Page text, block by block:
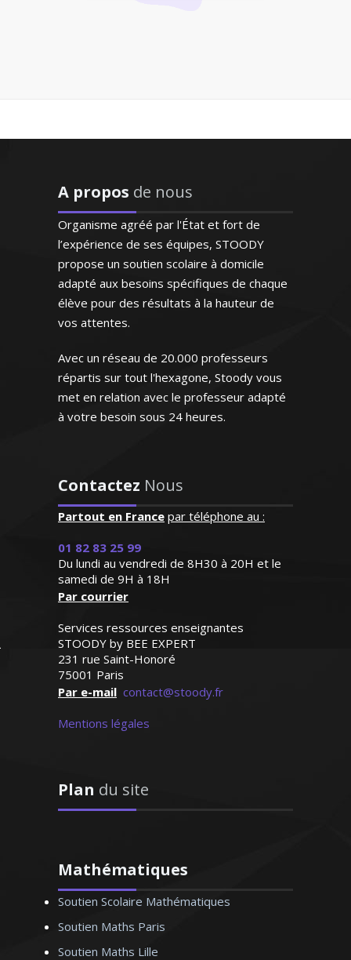
qui est très appréciable. Le
fille qui progresse de façon
remarquable"
Madame C.K (Verneuil sur
Seine, élève en primaire)
donne de très bons
résultats. Attentive,
patiente et de surcroît très
s'octroyer la confiance de
notre fille dès le premier
Madame G.F (Paris, élève en
classe de seconde)
des cours de renforcement et de
méthodologie pour la préparation au
bac. La réussite, l’épanouissement
intellectuel de mes élèves sont ma
principale motivation
Monsieur K. Michel –Professeur de
philosophie - Strasbourg
Outre la seule transmission des
connaissances, je m'attache à
former en vue de lui faire aimer la
langue et la littérature française
Madame P. Anne-Marie - Professeur
de français - Nantes
technologies, j’ai poursuivi des études
d'ingénieur en sciences informatiques.
Pédagogue et méthodique, je sais me
montrer à l'écoute des attentes de mes
A propos de nous
Organisme agréé par l'État et fort de
l’expérience de ses équipes, STOODY
propose un soutien scolaire à domicile
adapté aux besoins spécifiques de chaque
élève pour des résultats à la hauteur de
vos attentes.
Avec un réseau de 20.000 professeurs
répartis sur tout l'hexagone, Stoody vous
met en relation avec le professeur adapté
à votre besoin sous 24 heures.
Contactez Nous
Partout en France par téléphone au :
01 82 83 25 99
Du lundi au vendredi de 8H30 à 20H et le
samedi de 9H à 18H
Par courrier
Services ressources enseignantes
STOODY by BEE EXPERT
231 rue Saint-Honoré
75001 Paris
Par e-mail contact@stoody.fr
Mentions légales
Plan du site
Mathématiques
Soutien Scolaire Mathématiques
Soutien Maths Paris
Soutien Maths Lille